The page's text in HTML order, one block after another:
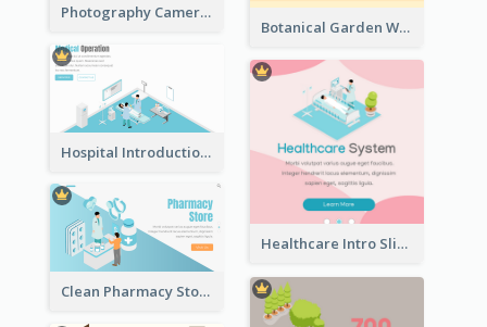
Photography Camera Comparison With Isometric Graphics
Botanical Garden Workshop Sign In Web Banner
Hospital Introduction Landing Page With Isometric Diagram
Healthcare Intro Sliding Application Page
Clean Pharmacy Store Landing Page Isometric Graphics